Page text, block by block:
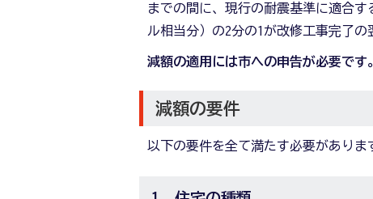
までの間に、現行の耐震基準に適合
ル相当分）の2分の1が改修工事完了の
減額の適用には市への申告が必要です。
減額の要件
以下の要件を全て満たす必要がありま